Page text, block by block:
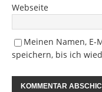
Webseite
Meinen Namen, E-
speichern, bis ich